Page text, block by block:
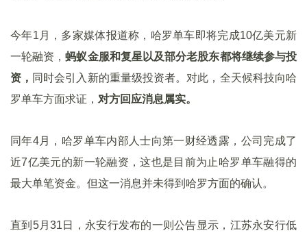
今年1月，多家媒体报道称，哈罗单车即将完成10亿美元新
一轮融资，蚂蚁金服和复星以及部分老股东都将继续参与投
资， 同时会引入新的重量级投资者。对此，全天候科技向哈
罗单车方面求证， 对方回应消息属实。
同年4月，哈罗单车内部人士向第一财经透露，公司完成了
近7亿美元的新一轮融资，这也是目前为止哈罗单车融得的
最大单笔资金。但这一消息并未得到哈罗方面的确认。
直到5月31日，永安行发布的一则公告显示，江苏永安行低